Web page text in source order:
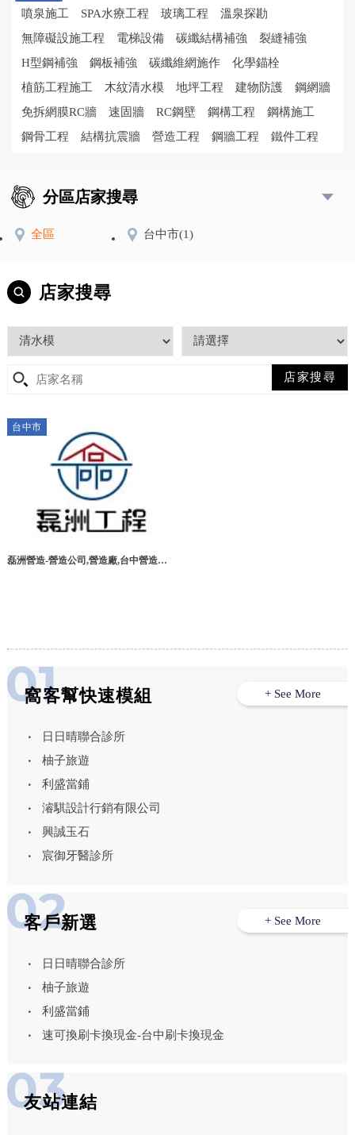
噴泉施工
SPA水療工程 玻璃工程
溫泉探勘
無障礙設施工程
電梯設備 碳纖結構補強
裂縫補強
H型鋼補強
鋼板補強 碳纖維網施作
化學錨栓
植筋工程施工
木紋清水模 地坪工程 建物防護
鋼網牆
免拆網膜RC牆
速固牆 RC鋼壁 鋼構工程
鋼構施工
鋼骨工程
結構抗震牆 營造工程 鋼牆工程 鐵件工程
分區店家搜尋
全區 台中市(1)
店家搜尋
台中市
磊洲營造-營造公司,營造廠,台中營造公
窩客幫快速模組
日日晴聯合診所
柚子旅遊
利盛當鋪
濬騏設計行銷有限公司
興誠玉石
宸御牙醫診所
+ See More
客戶新選
日日晴聯合診所
柚子旅遊
利盛當鋪
速可換刷卡換現金-台中刷卡換現金
+ See More
友站連結